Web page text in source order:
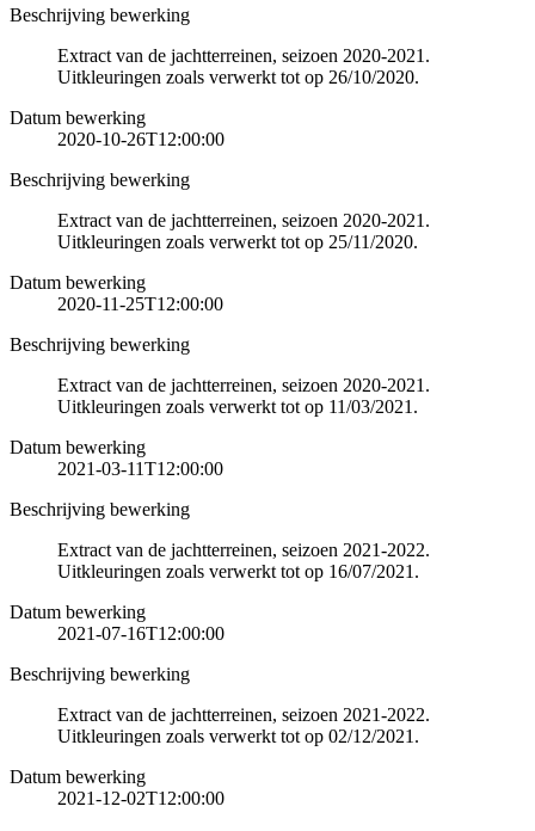
Beschrijving bewerking
Extract van de jachtterreinen, seizoen 2020-2021.
Uitkleuringen zoals verwerkt tot op 26/10/2020.
Datum bewerking
2020-10-26T12:00:00
Beschrijving bewerking
Extract van de jachtterreinen, seizoen 2020-2021.
Uitkleuringen zoals verwerkt tot op 25/11/2020.
Datum bewerking
2020-11-25T12:00:00
Beschrijving bewerking
Extract van de jachtterreinen, seizoen 2020-2021.
Uitkleuringen zoals verwerkt tot op 11/03/2021.
Datum bewerking
2021-03-11T12:00:00
Beschrijving bewerking
Extract van de jachtterreinen, seizoen 2021-2022.
Uitkleuringen zoals verwerkt tot op 16/07/2021.
Datum bewerking
2021-07-16T12:00:00
Beschrijving bewerking
Extract van de jachtterreinen, seizoen 2021-2022.
Uitkleuringen zoals verwerkt tot op 02/12/2021.
Datum bewerking
2021-12-02T12:00:00